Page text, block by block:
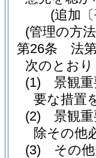
(追加
(管理の方
第26条
法
次のとお
(1)
景観
要な措置
(2)
景観
除その他
(3)
その